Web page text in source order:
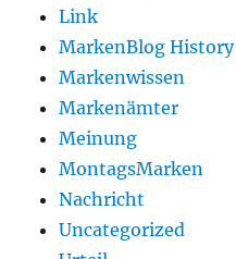
Link
MarkenBlog History
Markenwissen
Markenämter
Meinung
MontagsMarken
Nachricht
Uncategorized